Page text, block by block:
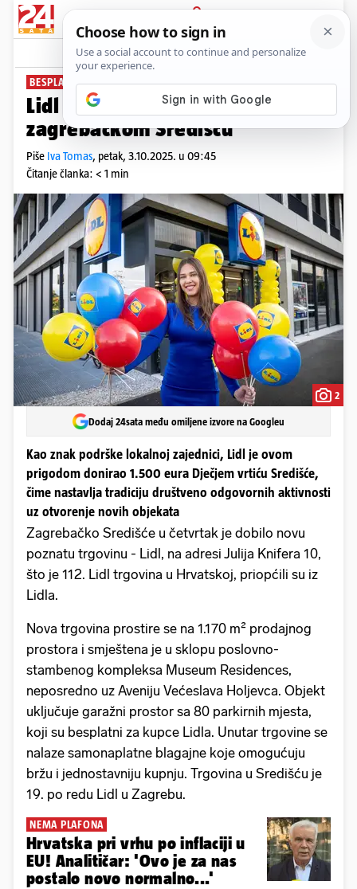
PRIJAVA
News Komentari
BESPLATAN PARKING
Lidl otvorio svoja vrata i u
zagrebačkom Središću
Piše Iva Tomas, petak, 3.10.2025. u 09:45
Čitanje članka: < 1 min
2
Dodaj 24sata među omiljene izvore na Googleu
Kao znak podrške lokalnoj zajednici, Lidl je ovom
prigodom donirao 1.500 eura Dječjem vrtiću Središće,
čime nastavlja tradiciju društveno odgovornih aktivnosti
uz otvorenje novih objekata
Zagrebačko Središće u četvrtak je dobilo novu
poznatu trgovinu - Lidl, na adresi Julija Knifera 10,
što je 112. Lidl trgovina u Hrvatskoj, priopćili su iz
Lidla.
Nova trgovina prostire se na 1.170 m² prodajnog
prostora i smještena je u sklopu poslovno-
stambenog kompleksa Museum Residences,
neposredno uz Aveniju Većeslava Holjevca. Objekt
uključuje garažni prostor sa 80 parkirnih mjesta,
koji su besplatni za kupce Lidla. Unutar trgovine se
nalaze samonaplatne blagajne koje omogućuju
bržu i jednostavniju kupnju. Trgovina u Središću je
19. po redu Lidl u Zagrebu.
NEMA PLAFONA
Hrvatska pri vrhu po inflaciji u
EU! Analitičar: 'Ovo je za nas
postalo novo normalno...'